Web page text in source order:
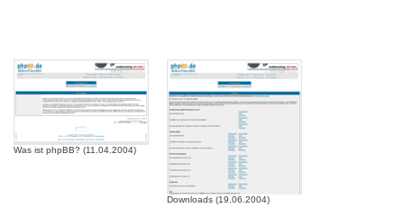
Was ist phpBB? (11.04.2004)
Downloads (19.06.2004)